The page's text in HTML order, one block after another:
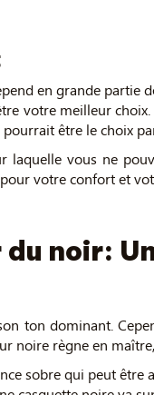
en grande partie
votre meilleur
être le choix
laquelle vous ne
votre confort et
du noir:
ton dominant.
noire règne en
sobre qui peut